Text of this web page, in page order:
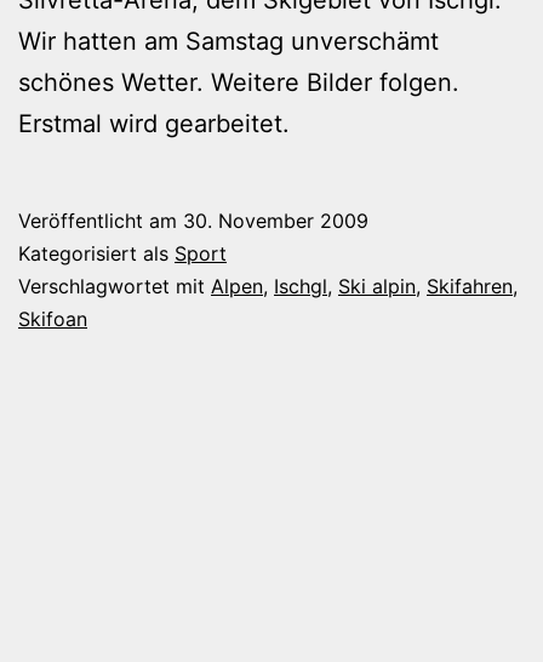
Wir hatten am Samstag unverschämt
schönes Wetter. Weitere Bilder folgen.
Erstmal wird gearbeitet.
Veröffentlicht am 30. November 2009
Kategorisiert als Sport
Verschlagwortet mit Alpen, Ischgl, Ski alpin, Skifahren,
Skifoan